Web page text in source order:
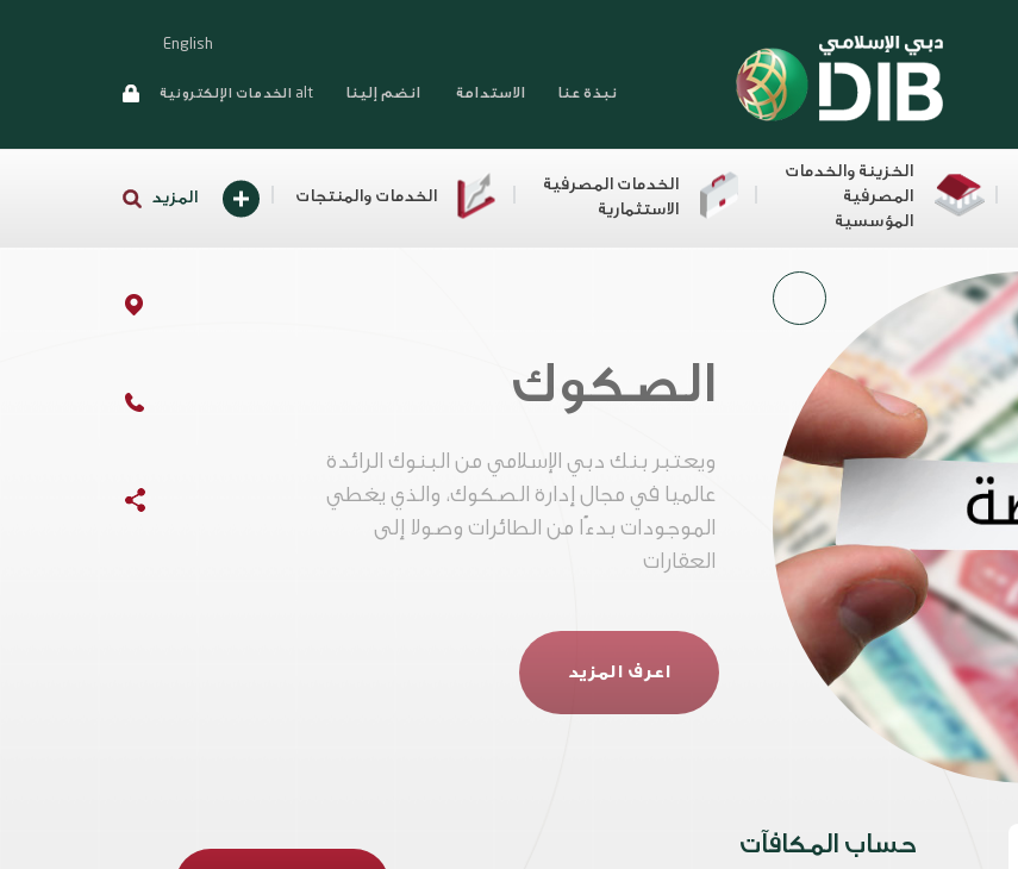
English
نبذة عنا الاستدامة انضم إلينا alt الخدمات الإلكترونية
الخزينة والخدمات
المصرفية
المؤسسية
الخدمات المصرفية
الاستثمارية
الخدمات والمنتجات المزيد
الصكوك
عالميا في مجال إدارة الصكوك، والذي يغطي
الموجودات بدءًا من الطائرات وصولا إلى
العقارات
حساب المكافآت